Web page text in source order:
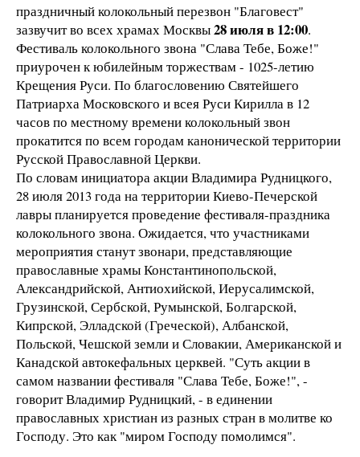
праздничный колокольный перезвон "Благовест"
зазвучит во всех храмах Москвы28 июля в 12:00.
Фестиваль колокольного звона "Слава Тебе, Боже!"
приурочен к юбилейным торжествам - 1025-летию
Крещения Руси. По благословению Святейшего
Патриарха Московского и всея Руси Кирилла в 12
часов по местному времени колокольный звон
прокатится по всем городам канонической территории
Русской Православной Церкви.
По словам инициатора акции Владимира Рудницкого,
28 июля 2013 года на территории Киево-Печерской
лавры планируется проведение фестиваля-праздника
колокольного звона. Ожидается, что участниками
мероприятия станут звонари, представляющие
православные храмы Константинопольской,
Александрийской, Антиохийской, Иерусалимской,
Грузинской, Сербской, Румынской, Болгарской,
Кипрской, Элладской (Греческой), Албанской,
Польской, Чешской земли и Словакии, Американской и
Канадской автокефальных церквей. "Суть акции в
самом названии фестиваля "Слава Тебе, Боже!", -
говорит Владимир Рудницкий, - в единении
православных христиан из разных стран в молитве ко
Господу. Это как "миром Господу помолимся".